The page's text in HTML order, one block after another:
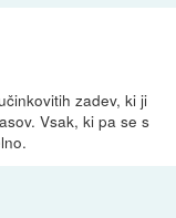
zadev, ki ji
Vsak, ki pa se s